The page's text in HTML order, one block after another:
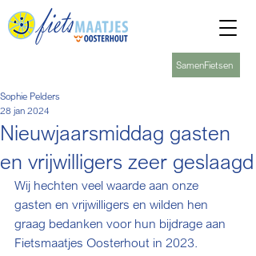
SamenFietsen
Nieuwjaarsmiddag gasten
en vrijwilligers zeer geslaagd
Sophie Pelders
28 jan 2024
Wij hechten veel waarde aan onze
gasten en vrijwilligers en wilden hen
graag bedanken voor hun bijdrage aan
Fietsmaatjes Oosterhout in 2023.